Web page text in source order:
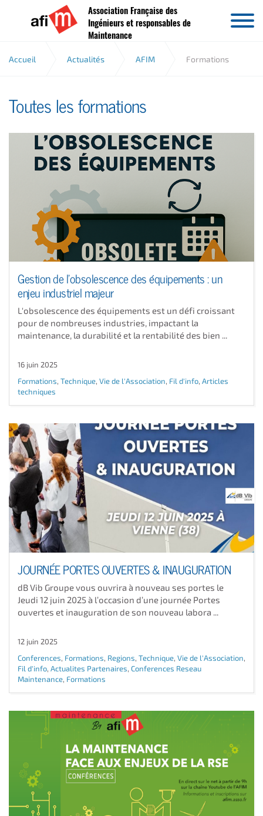
Aller au contenu
Association Française des
Ingénieurs et responsables de
Maintenance
Accueil Actualités AFIM Formations
Toutes les formations
Gestion de l'obsolescence des équipements : un
enjeu industriel majeur
L'obsolescence des équipements est un défi croissant
pour de nombreuses industries, impactant la
maintenance, la durabilité et la rentabilité des bien ...
16 juin 2025
Formations, Technique, Vie de l'Association, Fil d'info, Articles
techniques
JOURNÉE PORTES OUVERTES & INAUGURATION
dB Vib Groupe vous ouvrira à nouveau ses portes le
Jeudi 12 juin 2025 à l’occasion d’une journée Portes
ouvertes et inauguration de son nouveau labora ...
12 juin 2025
Conferences, Formations, Regions, Technique, Vie de l'Association,
Fil d'info, Actualites Partenaires, Conferences Reseau
Maintenance, Formations